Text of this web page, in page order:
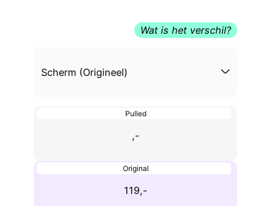
Wat is het verschil?
Scherm (Origineel)
Pulled
,-
Original
119,-